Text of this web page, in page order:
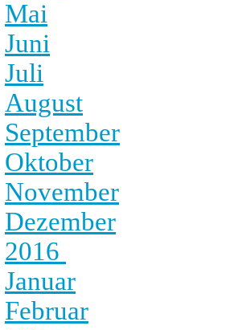
Mai
Juni
Juli
August
September
Oktober
November
Dezember
2016
Januar
Februar